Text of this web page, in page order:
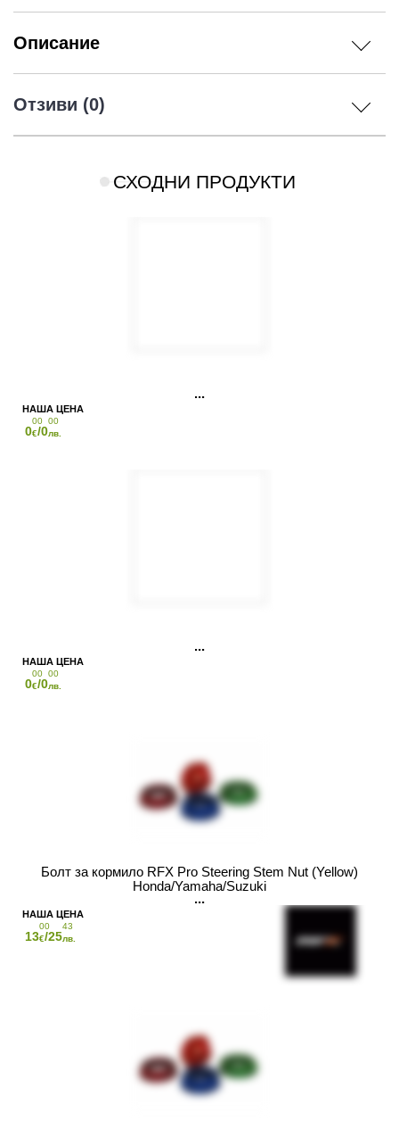
Описание
Отзиви (0)
СХОДНИ ПРОДУКТИ
0
00
€/0
00
лв.
0
00
€/0
00
лв.
Болт за кормило RFX Pro Steering Stem Nut (Yellow)
Honda/Yamaha/Suzuki
13
00
€/25
43
лв.